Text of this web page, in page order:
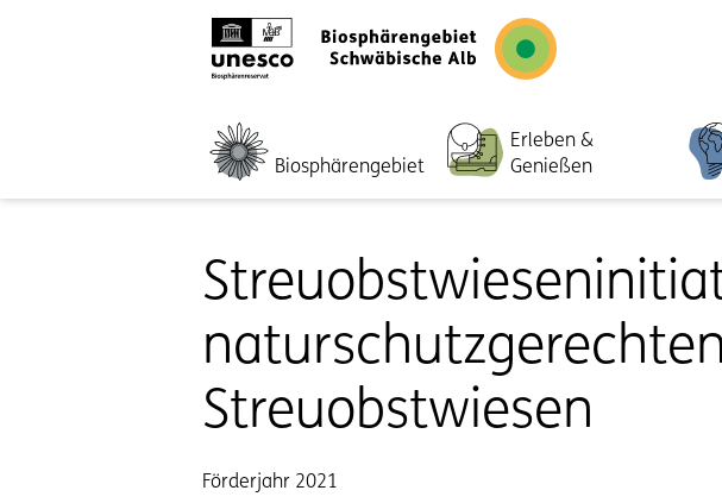
Biosphärengebiet
Erleben &
Genießen
Streuobstwiesen
Förderjahr 2021